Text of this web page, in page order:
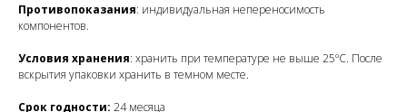
Противопоказания: индивидуальная непереносимость
компонентов.
Условия хранения: хранить при температуре не выше 25ºC. После
вскрытия упаковки хранить в темном месте.
Срок годности: 24 месяца